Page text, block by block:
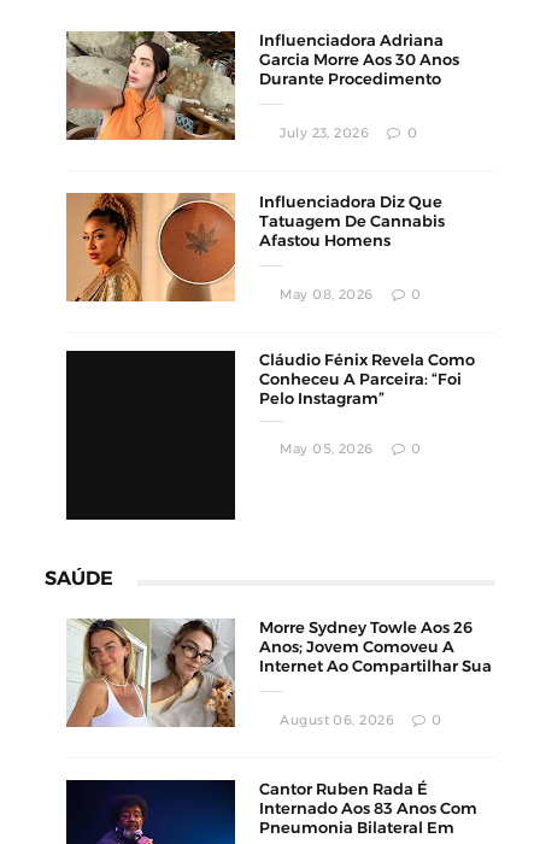
Influenciadora Adriana
Garcia Morre Aos 30 Anos
Durante Procedimento
July 23, 2026 0
Influenciadora Diz Que
Tatuagem De Cannabis
Afastou Homens
May 08, 2026 0
Cláudio Fénix Revela Como
Conheceu A Parceira: “Foi
Pelo Instagram”
May 05, 2026 0
SAÚDE
Morre Sydney Towle Aos 26
Anos; Jovem Comoveu A
Internet Ao Compartilhar Sua
August 06, 2026 0
Cantor Ruben Rada É
Internado Aos 83 Anos Com
Pneumonia Bilateral Em